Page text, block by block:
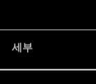
세부